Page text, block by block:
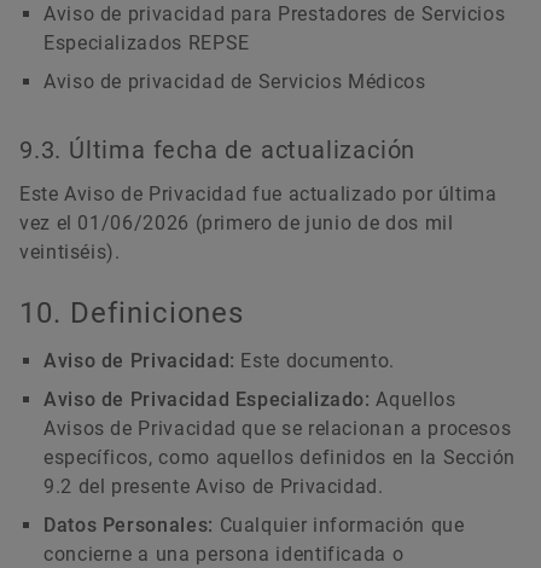
Aviso de privacidad para Prestadores de Servicios
Especializados REPSE
Aviso de privacidad de Servicios Médicos
9.3. Última fecha de actualización
Este Aviso de Privacidad fue actualizado por última
vez el 01/06/2026 (primero de junio de dos mil
veintiséis).
10. Definiciones
Aviso de Privacidad: Este documento.
Aviso de Privacidad Especializado: Aquellos
Avisos de Privacidad que se relacionan a procesos
específicos, como aquellos definidos en la Sección
9.2 del presente Aviso de Privacidad.
Datos Personales: Cualquier información que
concierne a una persona identificada o